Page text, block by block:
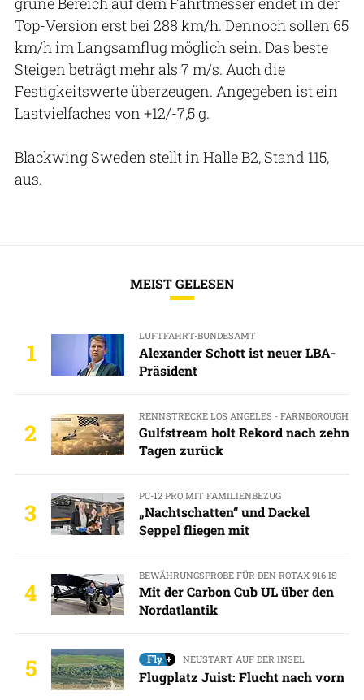
Top-Version erst bei 288 km/h. Dennoch sollen 65
km/h im Langsamflug möglich sein. Das beste
Steigen beträgt mehr als 7 m/s. Auch die
Festigkeitswerte überzeugen. Angegeben ist ein
Lastvielfaches von +12/-7,5 g.
Blackwing Sweden stellt in Halle B2, Stand 115,
aus.
MEIST GELESEN
1
LUFTFAHRT-BUNDESAMT
Alexander Schott ist neuer LBA-
Präsident
2
RENNSTRECKE LOS ANGELES - FARNBOROUGH
Gulfstream holt Rekord nach zehn
Tagen zurück
3
PC-12 PRO MIT FAMILIENBEZUG
„Nachtschatten“ und Dackel
Seppel fliegen mit
4
BEWÄHRUNGSPROBE FÜR DEN ROTAX 916 IS
Mit der Carbon Cub UL über den
Nordatlantik
5 NEUSTART AUF DER INSEL
Flugplatz Juist: Flucht nach vorn